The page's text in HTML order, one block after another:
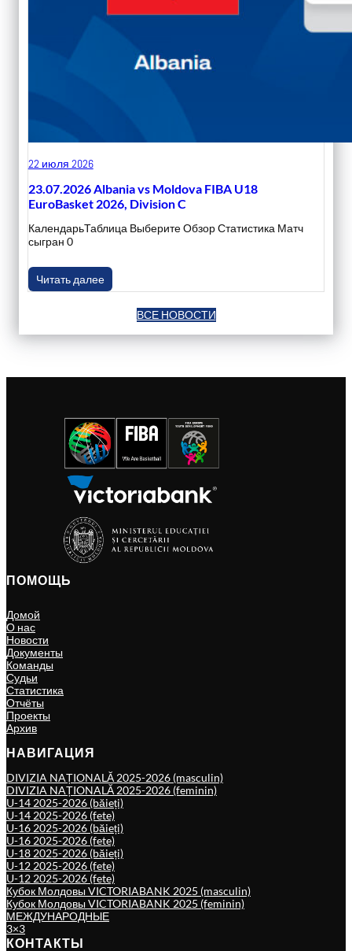
22 июля 2026
23.07.2026 Albania vs Moldova FIBA U18
EuroBasket 2026, Division C
КалендарьТаблица Выберите Обзор Статистика Матч
сыгран 0
Читать далее
ВСЕ НОВОСТИ
ПОМОЩЬ
Домой
О нас
Новости
Документы
Команды
Судьи
Статистика
Отчёты
Проекты
Архив
НАВИГАЦИЯ
DIVIZIA NAȚIONALĂ 2025-2026 (masculin)
DIVIZIA NAȚIONALĂ 2025-2026 (feminin)
U-14 2025-2026 (băieți)
U-14 2025-2026 (fete)
U-16 2025-2026 (băieți)
U-16 2025-2026 (fete)
U-18 2025-2026 (băieți)
U-12 2025-2026 (fete)
U-12 2025-2026 (fete)
Кубок Молдовы VICTORIABANK 2025 (masculin)
Кубок Молдовы VICTORIABANK 2025 (feminin)
МЕЖДУНАРОДНЫЕ
3×3
КОНТАКТЫ